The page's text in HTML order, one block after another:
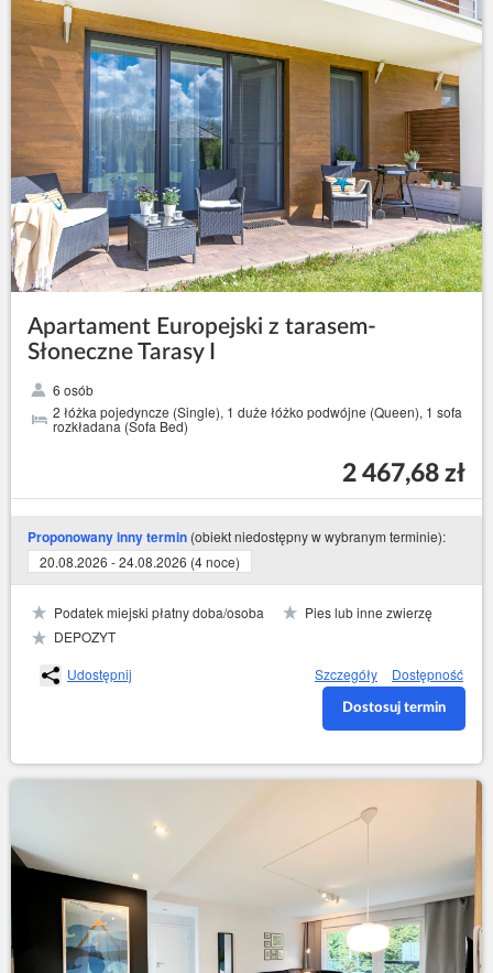
Apartament Europejski z tarasem-
Słoneczne Tarasy I
6 osób
2 łóżka pojedyncze (Single), 1 duże łóżko podwójne (Queen), 1 sofa
rozkładana (Sofa Bed)
2 467,68 zł
Proponowany inny termin (obiekt niedostępny w wybranym terminie):
20.08.2026 - 24.08.2026 (4 noce)
Podatek miejski płatny doba/osoba
Pies lub inne zwierzę
DEPOZYT
Udostępnij
Szczegóły Dostępność
Dostosuj termin